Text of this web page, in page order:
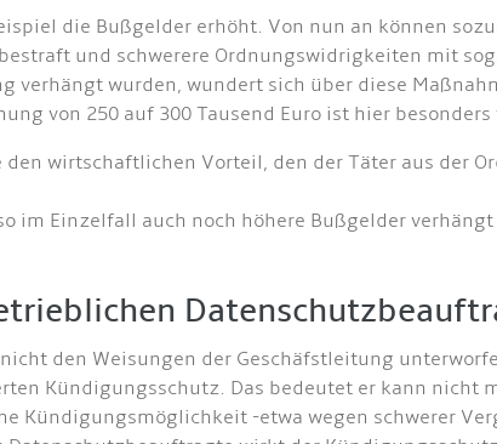
die Bußgelder erhöht. Von nun an können
und schwerere Ordnungswidrigkeiten mit
verhängt wurden, wundert sich über diese
von 250 auf 300 Tausend Euro ist hier
wirtschaftlichen Vorteil, den der Täter aus der
im Einzelfall auch noch höhere Bußgelder
den Weisungen der Geschäfstleitung
Kündigungsschutz. Das bedeutet er kann nicht
Kündigungsmöglichkeit -etwa wegen schwerer